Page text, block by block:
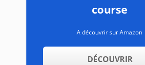
course
A découvrir sur Amazon
DÉCOUVRIR